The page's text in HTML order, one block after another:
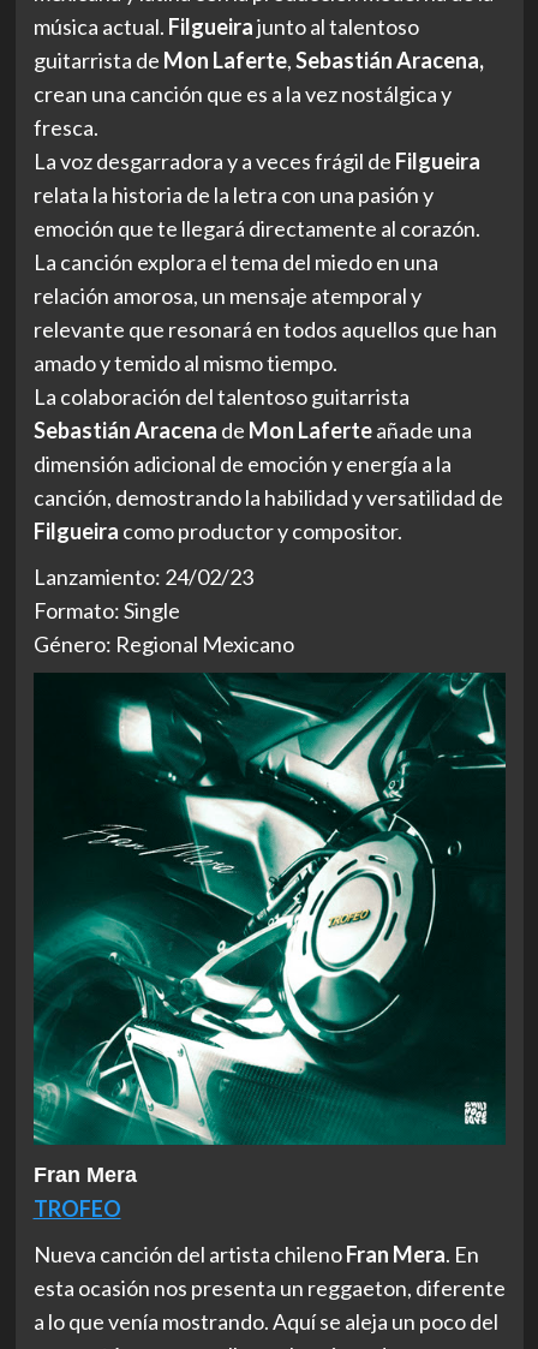
música actual. Filgueirajunto al talentoso
guitarrista de Mon Laferte,Sebastián Aracena,
crean una canción que es a la vez nostálgica y
fresca.
La voz desgarradora y a veces frágil de Filgueira
relata la historia de la letra con una pasión y
emoción que te llegará directamente al corazón.
La canción explora el tema del miedo en una
relación amorosa, un mensaje atemporal y
relevante que resonará en todos aquellos que han
amado y temido al mismo tiempo.
La colaboración del talentoso guitarrista
Sebastián Aracena de Mon Laferteañade una
dimensión adicional de emoción y energía a la
canción, demostrando la habilidad y versatilidad de
Filgueira como productor y compositor.
Lanzamiento: 24/02/23
Formato: Single
Género: Regional Mexicano
Fran Mera
TROFEO
Nueva canción del artista chilenoFran Mera. En
esta ocasión nos presenta un reggaeton, diferente
a lo que venía mostrando. Aquí se aleja un poco del